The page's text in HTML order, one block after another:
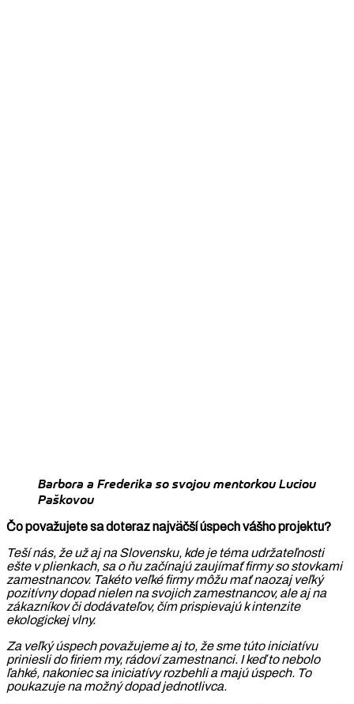
Barbora a Frederika so svojou mentorkou Luciou
Paškovou
Čo považujete sa doteraz najväčší úspech vášho projektu?
Teší nás, že už aj na Slovensku, kde je téma udržateľnosti
ešte v plienkach, sa o ňu začínajú zaujímať firmy so stovkami
zamestnancov. Takéto veľké firmy môžu mať naozaj veľký
pozitívny dopad nielen na svojich zamestnancov, ale aj na
zákazníkov či dodávateľov, čím prispievajú k intenzite
ekologickej vlny.
Za veľký úspech považujeme aj to, že sme túto iniciatívu
priniesli do firiem my, rádoví zamestnanci. I keď to nebolo
ľahké, nakoniec sa iniciatívy rozbehli a majú úspech. To
poukazuje na možný dopad jednotlivca.